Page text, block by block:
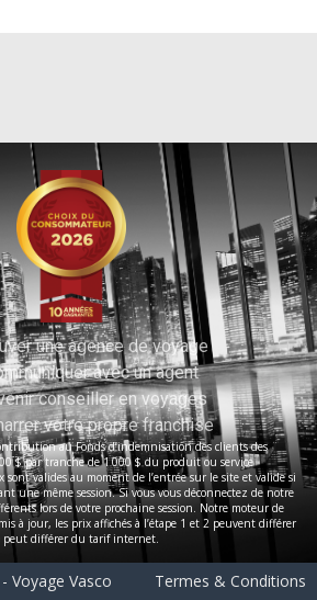
une agence de voyage
avec un agent
conseiller en voyages
votre propre franchise
au Fonds d’indemnisation des clients des
$ par tranche de 1 000 $ du produit ou service
valides au moment de l’entrée sur le site et valide si
une même session. Si vous vous déconnectez de notre
lors de votre prochaine session. Notre moteur de
à jour, les prix affichés à l’étape 1 et 2 peuvent différer
peut différer du tarif internet.
Voyage Vasco Termes & Conditions